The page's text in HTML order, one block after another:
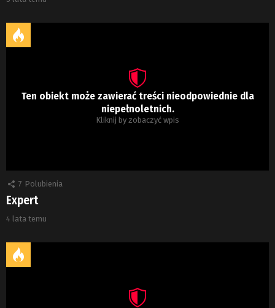
Ten obiekt może zawierać treści nieodpowiednie dla
niepełnoletnich.
Kliknij by zobaczyć wpis
7 Polubienia
Expert
4 lata temu